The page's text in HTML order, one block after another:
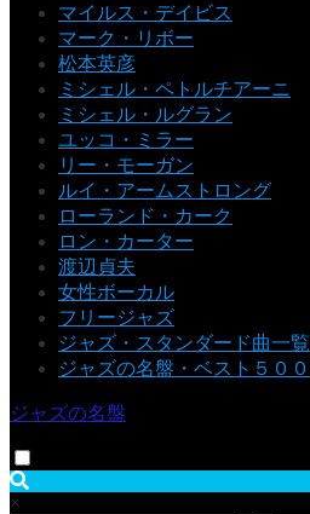
マイルス・デイビス
マーク・リボー
松本英彦
ミシェル・ペトルチアーニ
ミシェル・ルグラン
ユッコ・ミラー
リー・モーガン
ルイ・アームストロング
ローランド・カーク
ロン・カーター
渡辺貞夫
女性ボーカル
フリージャズ
ジャズ・スタンダード曲一覧
ジャズの名盤・ベスト５００
ジャズの名盤
×